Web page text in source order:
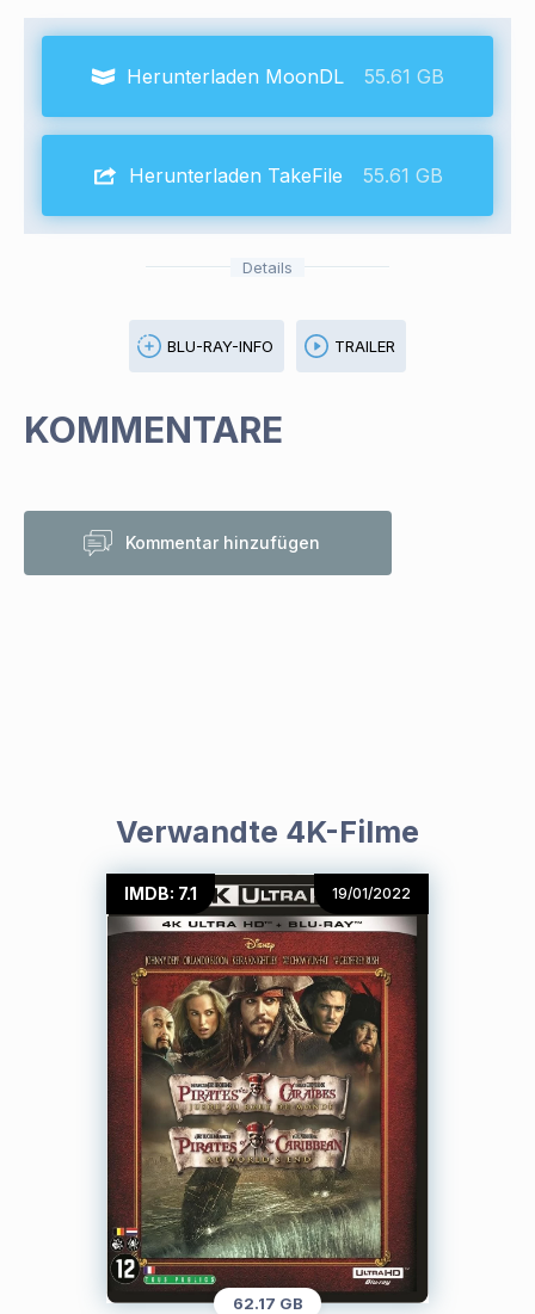
Herunterladen MoonDL 55.61 GB
Herunterladen TakeFile 55.61 GB
Details
BLU-RAY-INFO TRAILER
KOMMENTARE
Kommentar hinzufügen
Verwandte 4K-Filme
IMDB: 7.1 19/01/2022
62.17 GB